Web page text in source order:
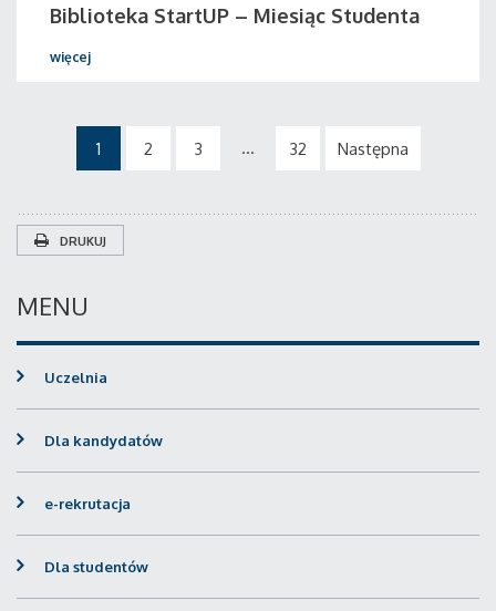
Biblioteka StartUP – Miesiąc Studenta
więcej
1 2 3 ... 32 Następna
DRUKUJ
MENU
Uczelnia
Dla kandydatów
e-rekrutacja
Dla studentów